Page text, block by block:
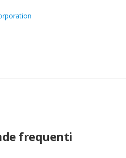
frequenti